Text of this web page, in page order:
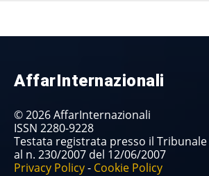
AffarInternazionali
© 2026 AffarInternazionali
ISSN 2280-9228
Testata registrata presso il Tribunale
al n. 230/2007 del 12/06/2007
Privacy Policy- Cookie Policy